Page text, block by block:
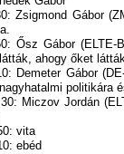
Zsigmond Gábor
Ősz Gábor
ahogy őket
Demeter Gábor
politikára
Miczov Jordán
vita
ebéd